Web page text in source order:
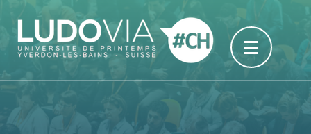
contenu
(Pressez